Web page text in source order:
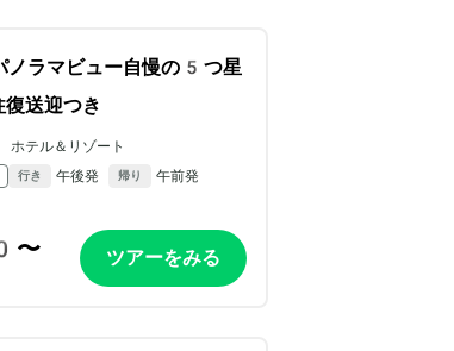
ノラマビュー自慢の5つ星
送迎つき
テル＆リゾート
行き 午後発 帰り 午前発
ツアーをみる